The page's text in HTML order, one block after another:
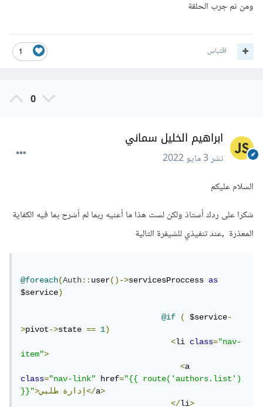
ومن ثم جرب الحلقة
1 اقتباس
0
ابراهيم الخليل سماني
نشر3 مايو 2022
السلام عليكم
شكرا على ردك أستاذ ولكن لست هذا ما أعنيه ربما لم أشرح بما فيه الكفاية
المعذرة ,عند تنفيذي للشيفرة التالية
@foreach(Auth::user()->servicesProccess as
$service)
@if ( $service-
>pivot->state == 1)
<li class="nav-
item">
<
class="nav-link" href="{{ route('authors.list')
}}"
>إدارةطلبي</a>
</li>